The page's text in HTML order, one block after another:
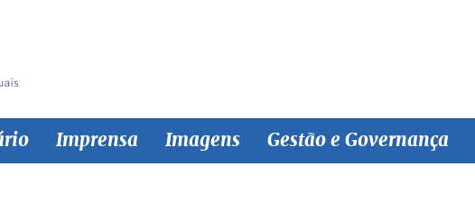
Imprensa Imagens Gestão e Governança